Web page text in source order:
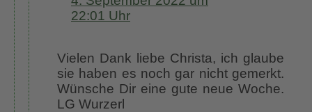
22:01 Uhr
Vielen Dank liebe Christa, ich glaube
sie haben es noch gar nicht gemerkt.
Wünsche Dir eine gute neue Woche.
LG Wurzerl